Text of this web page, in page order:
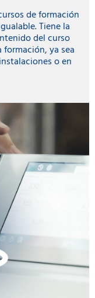
de formación
Tiene la
del curso
ya sea
o en